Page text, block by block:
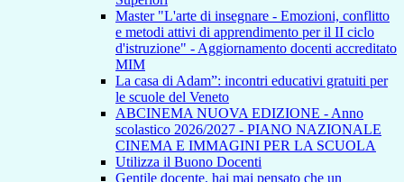
Master "L'arte di insegnare - Emozioni, conflitto
e metodi attivi di apprendimento per il II ciclo
d'istruzione" - Aggiornamento docenti accreditato
MIM
La casa di Adam”: incontri educativi gratuiti per
le scuole del Veneto
ABCINEMA NUOVA EDIZIONE - Anno
scolastico 2026/2027 - PIANO NAZIONALE
CINEMA E IMMAGINI PER LA SCUOLA
Utilizza il Buono Docenti
Gentile docente, hai mai pensato che un